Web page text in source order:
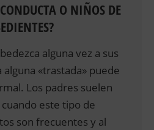
O NIÑOS DE
alguna vez a sus
«trastada» puede
Los padres suelen
este tipo de
son frecuentes y al